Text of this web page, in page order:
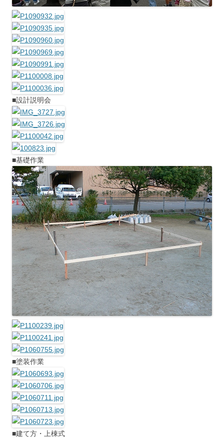
■設計説明会
■基礎作業
■塗装作業
■建て方・上棟式